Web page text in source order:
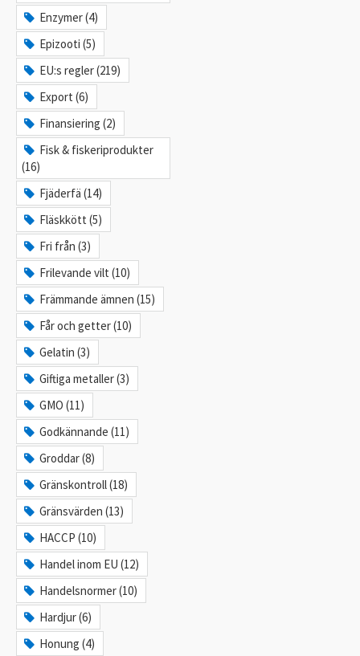
Enzymer (4)
Epizooti (5)
EU:s regler (219)
Export (6)
Finansiering (2)
Fisk & fiskeriprodukter
(16)
Fjäderfä (14)
Fläskkött (5)
Fri från (3)
Frilevande vilt (10)
Främmande ämnen (15)
Får och getter (10)
Gelatin (3)
Giftiga metaller (3)
GMO (11)
Godkännande (11)
Groddar (8)
Gränskontroll (18)
Gränsvärden (13)
HACCP (10)
Handel inom EU (12)
Handelsnormer (10)
Hardjur (6)
Honung (4)